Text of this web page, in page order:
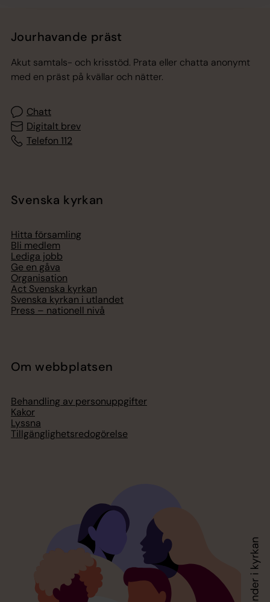
Jourhavande präst
Akut samtals- och krisstöd. Prata eller chatta anonymt
med en präst på kvällar och nätter.
Chatt
Digitalt brev
Telefon 112
Svenska kyrkan
Hitta församling
Bli medlem
Lediga jobb
Ge en gåva
Organisation
Act Svenska kyrkan
Svenska kyrkan i utlandet
Press – nationell nivå
Om webbplatsen
Behandling av personuppgifter
Kakor
Lyssna
Tillgänglighetsredogörelse